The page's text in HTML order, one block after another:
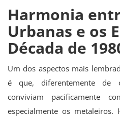
Harmonia
Urbanas e os
Década de
Um dos aspectos mais
é que, diferentemente de
conviviam pacificamente
especialmente os